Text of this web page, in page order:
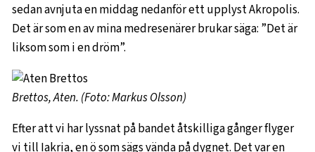
sedan avnjuta en middag nedanför ett upplyst Akropolis.
Det är som en av mina medresenärer brukar säga: ”Det är
liksom som i en dröm”.
Brettos, Aten. (Foto: Markus Olsson)
Efter att vi har lyssnat på bandet åtskilliga gånger flyger
vi till Iakria, en ö som sägs vända på dygnet. Det var en